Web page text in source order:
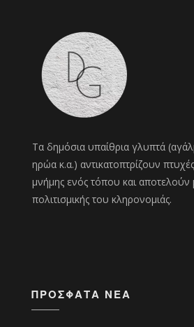
Τα δημόσια υπαίθρια γλυπτά
ηρώα κ.α.) αντικατοπτρίζουν
μνήμης ενός τόπου και αποτελούν
πολιτισμικής του κληρονομιάς.
ΠΡΌΣΦΑΤΑ ΝΈΑ